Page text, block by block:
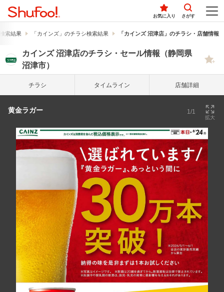
お気に入り さがす
索結果 「カインズ」のチラシ検索結果 「カインズ 沼津店」のチラシ・店舗情報
カインズ 沼津店のチラシ・セール情報（静岡県
沼津市）
チラシ タイム ライン 店舗詳細
黄金ラガー 1/1
拡大